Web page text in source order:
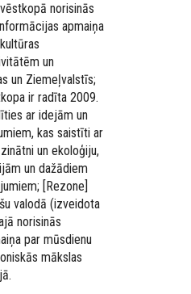
norisinās
apmaiņa
un
un Ziemeļvalstīs;
ir radīta 2009.
ar idejām un
kas saistīti ar
un ekoloģiju,
un dažādiem
[Rezone]
valodā (izveidota
norisinās
par mūsdienu
mākslas